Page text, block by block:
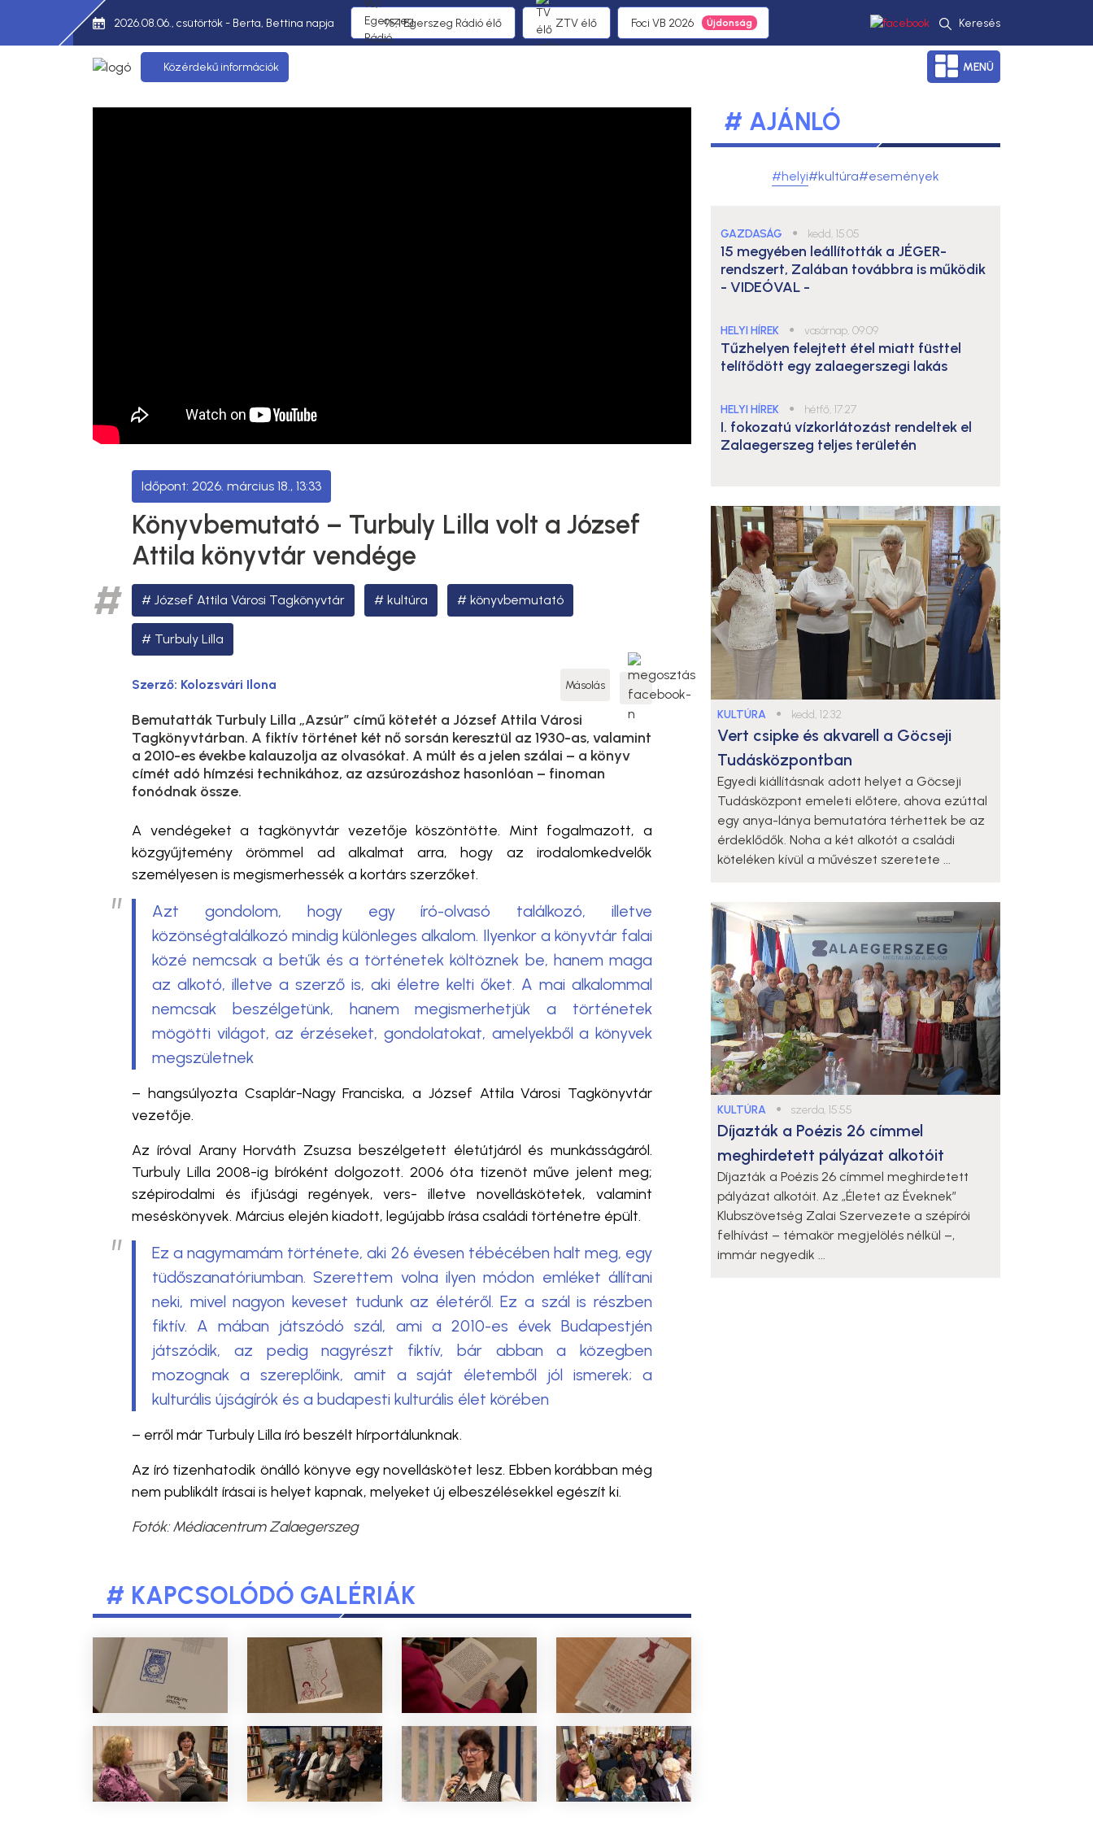
2026.08.06., csütörtök - Berta, Bettina napja 95,1 Egerszeg Rádió élő ZTV élő Foci VB 2026 Keresés
Közérdekű információk MENÜ
2026. március 18., 13:33
Könyvbemutató – Turbuly Lilla volt a József
Attila könyvtár vendége
József Attila Városi Tagkönyvtár kultúra könyvbemutató
Turbuly Lilla
Szerző: Kolozsvári Ilona Másolás
Bemutatták Turbuly Lilla „Azsúr” című kötetét a József Attila Városi
Tagkönyvtárban. A fiktív történet két nő sorsán keresztül az 1930-as, valamint
a 2010-es évekbe kalauzolja az olvasókat. A múlt és a jelen szálai – a könyv
címét adó hímzési technikához, az azsúrozáshoz hasonlóan – finoman
fonódnak össze.
A vendégeket a tagkönyvtár vezetője köszöntötte. Mint fogalmazott, a
közgyűjtemény örömmel ad alkalmat arra, hogy az irodalomkedvelők
személyesen is megismerhessék a kortárs szerzőket.
Azt gondolom, hogy egy író-olvasó találkozó, illetve
közönségtalálkozó mindig különleges alkalom. Ilyenkor a könyvtár falai
közé nemcsak a betűk és a történetek költöznek be, hanem maga
az alkotó, illetve a szerző is, aki életre kelti őket. A mai alkalommal
nemcsak beszélgetünk, hanem megismerhetjük a történetek
mögötti világot, az érzéseket, gondolatokat, amelyekből a könyvek
megszületnek
– hangsúlyozta Csaplár-Nagy Franciska, a József Attila Városi Tagkönyvtár
vezetője.
Az íróval Arany Horváth Zsuzsa beszélgetett életútjáról és munkásságáról.
Turbuly Lilla 2008-ig bíróként dolgozott. 2006 óta tizenöt műve jelent meg;
szépirodalmi és ifjúsági regények, vers-illetvenovelláskötetek, valamint
meséskönyvek. Március elején kiadott, legújabb írása családi történetre épült.
Ez a nagymamám története, aki 26 évesen tébécében halt meg, egy
tüdőszanatóriumban. Szerettem volna ilyen módon emléket állítani
neki, mivel nagyon keveset tudunk az életéről. Ez a szál is részben
fiktív. A mában játszódó szál, ami a 2010-es évek Budapestjén
játszódik, az pedig nagyrészt fiktív, bár abban a közegben
mozognak a szereplőink, amit a saját életemből jól ismerek; a
kulturális újságírók és a budapesti kulturális élet körében
– erről már Turbuly Lilla író beszélt hírportálunknak.
Az író tizenhatodik önálló könyve egy novelláskötet lesz. Ebben korábban még
nem publikált írásai is helyet kapnak, melyeket új elbeszélésekkel egészít ki.
Fotók:Médiacentrum Zalaegerszeg
# KAPCSOLÓDÓ GALÉRIÁK
# AJÁNLÓ
#helyi#kultúra#események
GAZDASÁG ● kedd, 15:05
15 megyében leállították a JÉGER-
rendszert, Zalában továbbra is működik
- VIDEÓVAL -
HELYI HÍREK ● vasárnap, 09:09
Tűzhelyen felejtett étel miatt füsttel
telítődött egy zalaegerszegi lakás
HELYI HÍREK ● hétfő, 17:27
I. fokozatú vízkorlátozást rendeltek el
Zalaegerszeg teljes területén
KULTÚRA ● kedd, 12:32
Vert csipke és akvarell a Göcseji
Tudásközpontban
Egyedi kiállításnak adott helyet a Göcseji
Tudásközpont emeleti előtere, ahova ezúttal
egy anya-lánya bemutatóra térhettek be az
érdeklődők. Noha a két alkotót a családi
köteléken kívül a művészet szeretete ...
KULTÚRA ● szerda, 15:55
Díjazták a Poézis 26 címmel
meghirdetett pályázat alkotóit
Díjazták a Poézis 26 címmel meghirdetett
pályázat alkotóit. Az „Életet az Éveknek”
Klubszövetség Zalai Szervezete a szépírói
felhívást – témakör megjelölés nélkül –,
immár negyedik ...